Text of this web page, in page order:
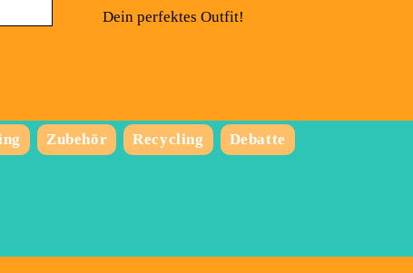
Dein perfektes Outfit!
Zubehör Recycling Debatte